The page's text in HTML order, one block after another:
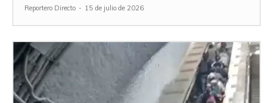
Reportero Directo - 15 de julio de 2026